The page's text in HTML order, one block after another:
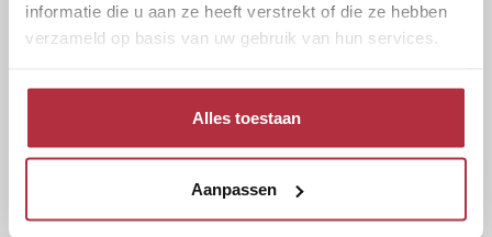
informatie die u aan ze heeft verstrekt of die ze hebben
verzameld op basis van uw gebruik van hun services.
Alles toestaan
Aanpassen